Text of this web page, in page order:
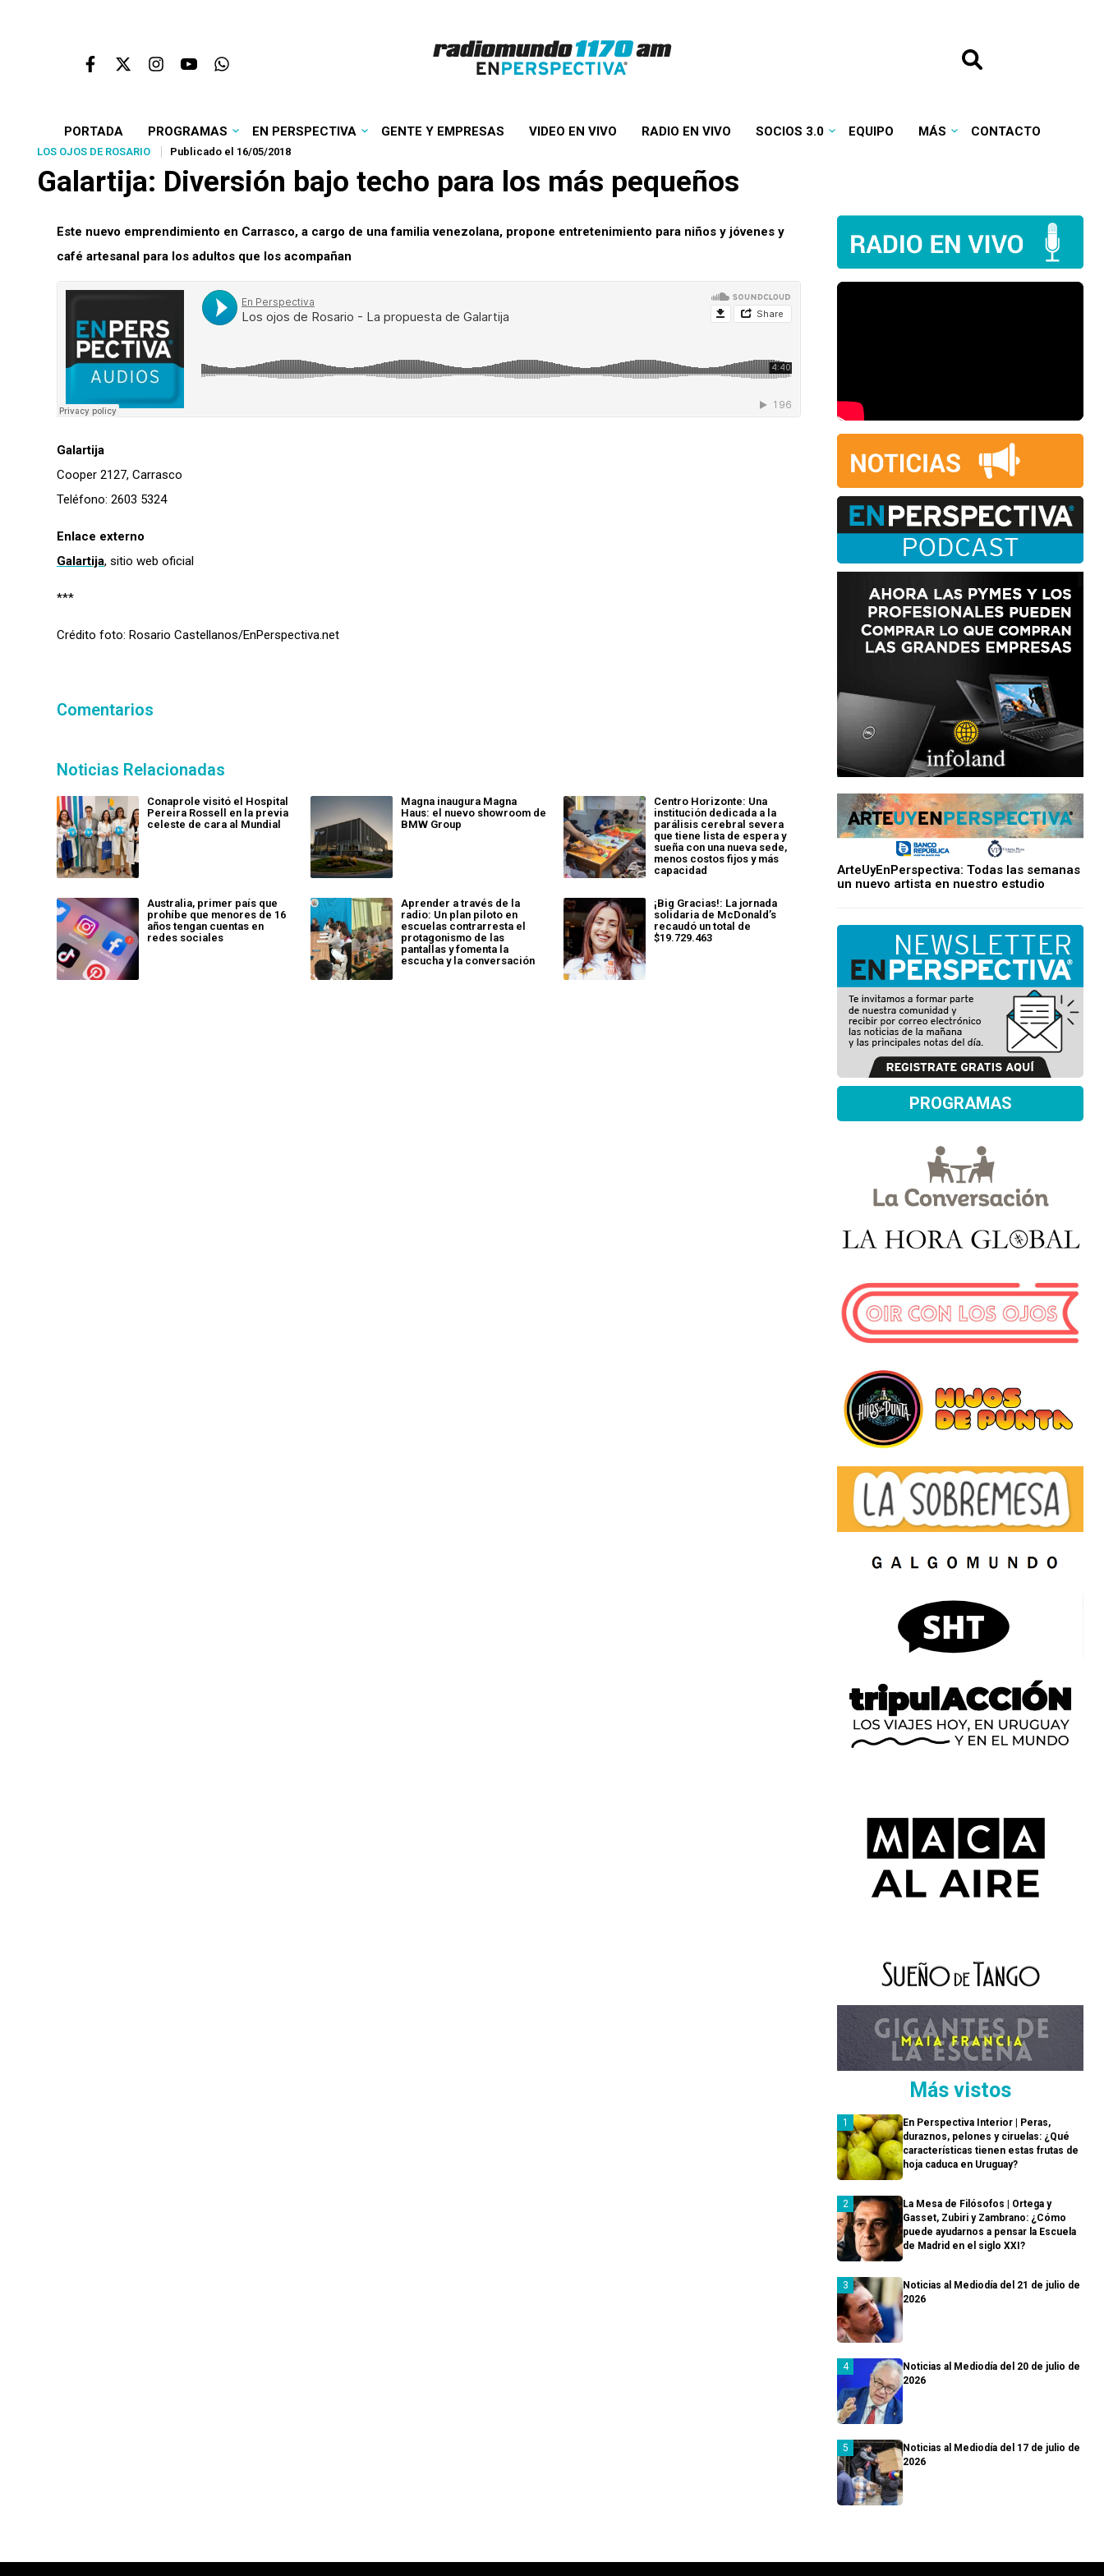
PORTADA PROGRAMAS EN PERSPECTIVA GENTE Y EMPRESAS VIDEO EN VIVO RADIO EN VIVO SOCIOS 3.0 EQUIPO MÁS CONTACTO
LOS OJOS DE ROSARIO Publicado el 16/05/2018
Galartija: Diversión bajo techo para los más pequeños
Este nuevo emprendimiento en Carrasco, a cargo de una familia venezolana, propone entretenimiento para niños y jóvenes y
café artesanal para los adultos que los acompañan
Galartija
Cooper 2127, Carrasco
Teléfono: 2603 5324
Enlace externo
Galartija, sitio web oficial
***
Crédito foto: Rosario Castellanos/EnPerspectiva.net
Comentarios
Noticias Relacionadas
Conaprole visitó el Hospital
Pereira Rossell en la previa
celeste de cara al Mundial
Magna inaugura Magna
Haus: el nuevo showroom de
BMW Group
Centro Horizonte: Una
institución dedicada a la
parálisis cerebral severa
que tiene lista de espera y
sueña con una nueva sede,
menos costos fijos y más
capacidad
Australia, primer país que
prohíbe que menores de 16
años tengan cuentas en
redes sociales
Aprender a través de la
radio: Un plan piloto en
escuelas contrarresta el
protagonismo de las
pantallas y fomenta la
escucha y la conversación
¡Big Gracias!: La jornada
solidaria de McDonald’s
recaudó un total de
$19.729.463
ArteUyEnPerspectiva: Todas las semanas
un nuevo artista en nuestro estudio
PROGRAMAS
Más vistos
En Perspectiva Interior | Peras,
duraznos, pelones y ciruelas: ¿Qué
características tienen estas frutas de
hoja caduca en Uruguay?
La Mesa de Filósofos | Ortega y
Gasset, Zubiri y Zambrano: ¿Cómo
puede ayudarnos a pensar la Escuela
de Madrid en el siglo XXI?
Noticias al Mediodía del 21 de julio de
2026
Noticias al Mediodía del 20 de julio de
2026
Noticias al Mediodía del 17 de julio de
2026